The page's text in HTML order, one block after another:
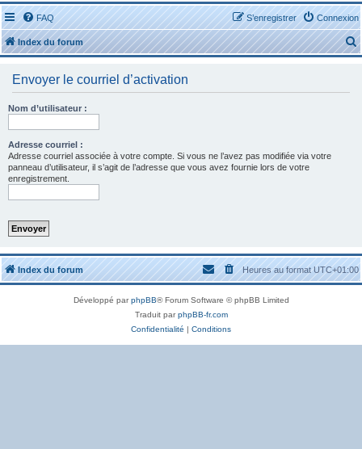
FAQ Connexion
S’enregistrer
Index du forum
e
Envoyer le courriel d’activation
Nom d’utilisateur :
Adresse courriel :
Adresse courriel associée à votre compte. Si vous ne l’avez pas modifiée via votre
panneau d’utilisateur, il s’agit de l’adresse que vous avez fournie lors de votre
enregistrement.
Index du forum Heures au formatUTC+01:00
Développé parphpBB® Forum Software © phpBB Limited
Traduit parphpBB-fr.com
Confidentialité | Conditions